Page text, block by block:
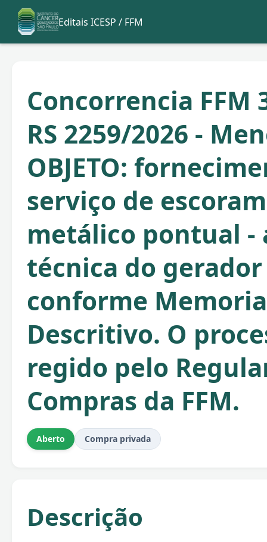
Editais ICESP / FFM
Concorrencia FFM
RS 2259/2026 -
OBJETO:
serviço de
metálico pontual -
técnica do gerador
conforme
Descritivo. O
regido pelo
Compras da FFM.
Aberto Compra privada
Descrição